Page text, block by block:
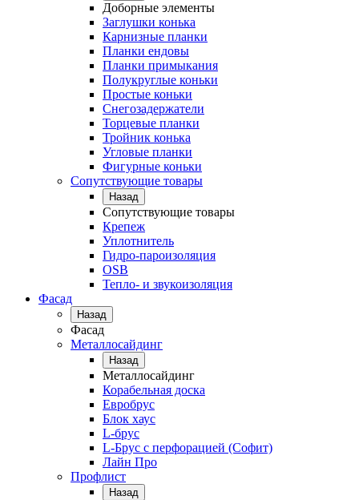
Доборные элементы
Заглушки конька
Карнизные планки
Планки ендовы
Планки примыкания
Полукруглые коньки
Простые коньки
Снегозадержатели
Торцевые планки
Тройник конька
Угловые планки
Фигурные коньки
Сопутствующие товары
Назад
Сопутствующие товары
Крепеж
Уплотнитель
Гидро-пароизоляция
OSB
Тепло- и звукоизоляция
Фасад
Назад
Фасад
Металлосайдинг
Назад
Металлосайдинг
Корабельная доска
Евробрус
Блок хаус
L-брус
L-Брус с перфорацией (Софит)
Лайн Про
Профлист
Назад